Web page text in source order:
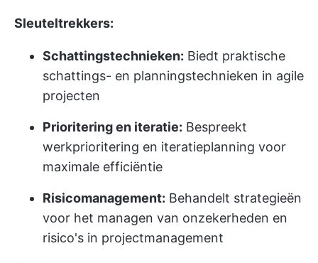
Sleuteltrekkers:
Schattingstechnieken: Biedt praktische
schattings- en planningstechnieken in agile
projecten
Prioritering en iteratie: Bespreekt
werkprioritering en iteratieplanning voor
maximale efficiëntie
Risicomanagement: Behandelt strategieën
voor het managen van onzekerheden en
risico's in projectmanagement